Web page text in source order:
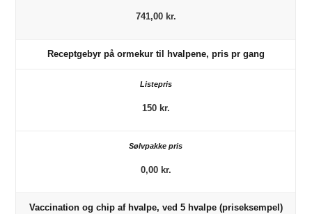
741,00 kr.
Receptgebyr på ormekur til hvalpene, pris pr gang
150 kr.
0,00 kr.
Vaccination og chip af hvalpe, ved 5 hvalpe (priseksempel)